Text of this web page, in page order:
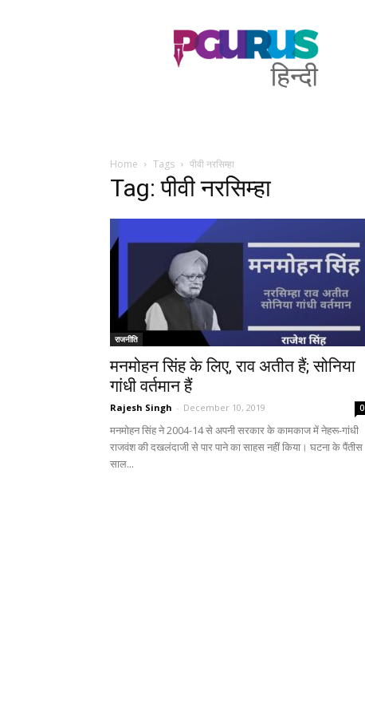
PGurus
Hindi
Home Tags पीवी नरसिम्हा
Tag: पीवी नरसिम्हा
राजनीति
मनमोहन सिंह के लिए, राव अतीत हैं; सोनिया
गांधी वर्तमान हैं
Rajesh Singh - December 10, 2019 0
मनमोहन सिंह ने 2004-14 से अपनी सरकार के कामकाज में नेहरू-गांधी
राजवंश की दखलंदाजी से पार पाने का साहस नहीं किया। घटना के पैंतीस
साल...